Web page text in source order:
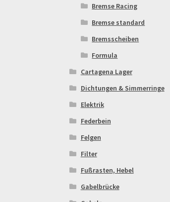
Bremse Racing
Bremse standard
Bremsscheiben
Formula
Cartagena Lager
Dichtungen & Simmerringe
Elektrik
Federbein
Felgen
Filter
Fußrasten, Hebel
Gabelbrücke